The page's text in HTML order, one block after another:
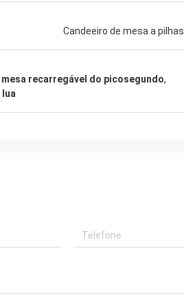
Candeeiro de mesa a pilhas
recarregável do picosegundo,